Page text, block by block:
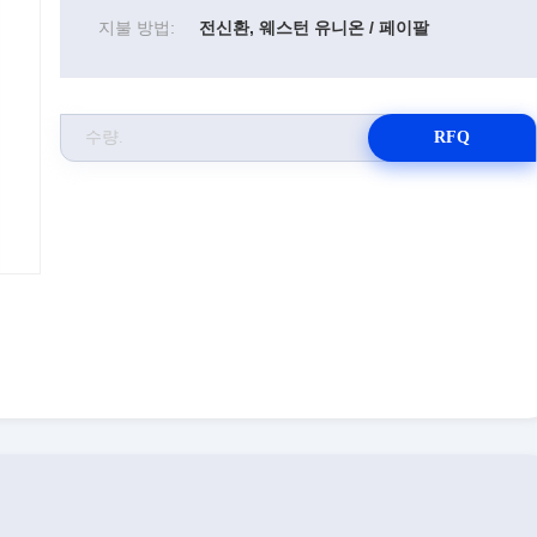
지불 방법: 전신환, 웨스턴 유니온 / 페이팔
RFQ